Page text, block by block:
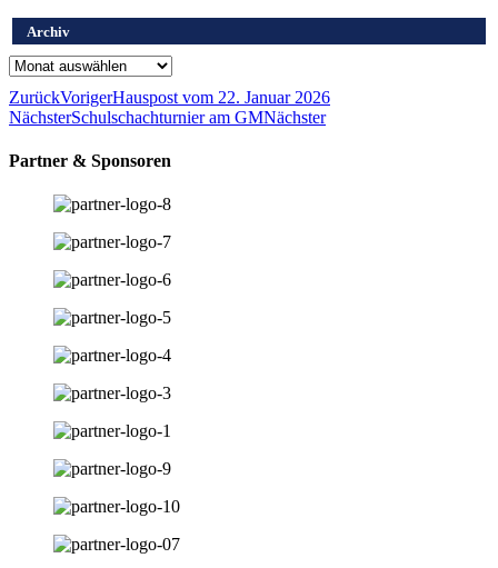
Archiv
Archiv
ZurückVorigerHauspost vom 22. Januar 2026
NächsterSchulschachturnier am GMNächster
Partner & Sponsoren